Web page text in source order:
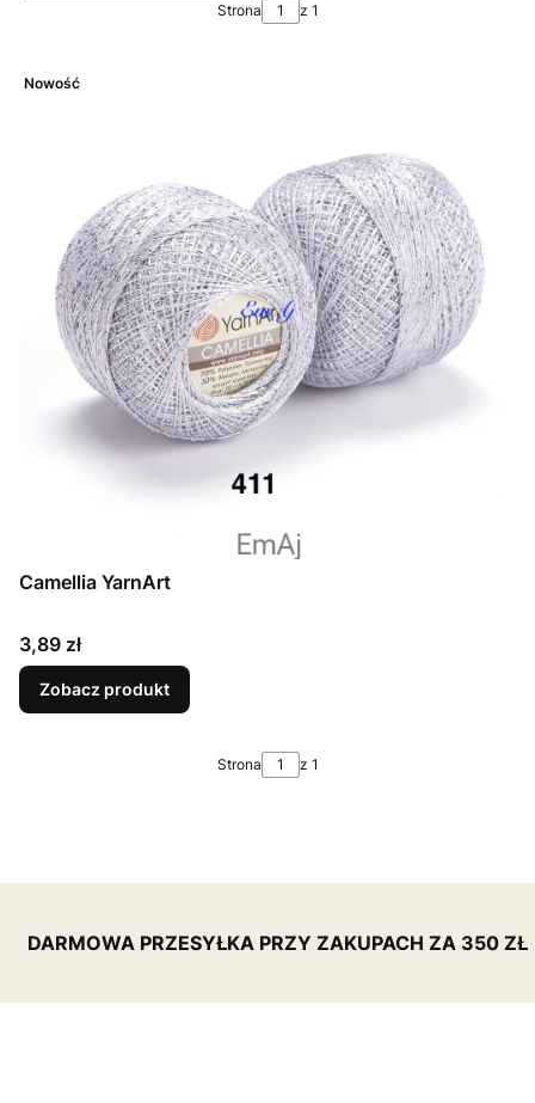
Strona z 1
Nowość
Camellia YarnArt
Cena
3,89 zł
Zobacz produkt
Strona z 1
DARMOWA PRZESYŁKA PRZY ZAKUPACH ZA 350 ZŁ